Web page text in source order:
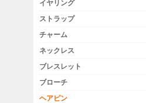
イヤリング
ストラップ
チャーム
ネックレス
ブレスレット
ブローチ
ヘアピン